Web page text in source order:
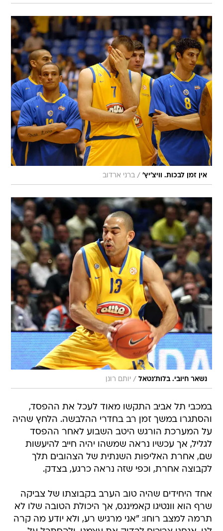
אין זמן לבכות. וויצ'יץ' / ברני ארדוב
נשאר חיובי. בלות'נטאל / יותם רונן
במכבי תל אביב התקשו מאוד לעכל את ההפסד,
והסתגרו במשך זמן רב בחדרי ההלבשה. הלחץ שהיה
על המערכת הורגש היטב השבוע לאחר ההפסד
לגליל, אך עכשיו נראה שמשהו יהיה חייב להיעשות
שם, אחרת האליפות השנתית של הצהובים תלך
לקבוצה אחרת, וכפי שזה נראה כרגע, בצדק.
אחד היחידים שהיה טוב הערב בקבוצתו של צביקה
שרף הוא וונטיגו קאמינגס, אך היכולת הטובה שלו לא
תרמה למצב רוחו: "אני מרגיש רע, ולא יודע מה קרה